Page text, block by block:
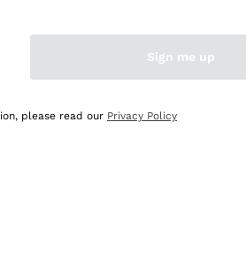
Sign me up
please read our Privacy Policy